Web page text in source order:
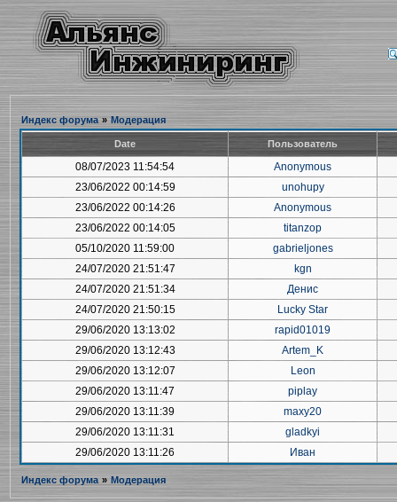
Индекс форума » Модерация
Date Пользователь
08/07/2023 11:54:54
Anonymous
23/06/2022 00:14:59
unohupy
23/06/2022 00:14:26
Anonymous
23/06/2022 00:14:05
titanzop
05/10/2020 11:59:00
gabrieljones
24/07/2020 21:51:47
kgn
24/07/2020 21:51:34
Денис
24/07/2020 21:50:15
Lucky Star
29/06/2020 13:13:02
rapid01019
29/06/2020 13:12:43
Artem_K
29/06/2020 13:12:07
Leon
29/06/2020 13:11:47
piplay
29/06/2020 13:11:39
maxy20
29/06/2020 13:11:31
gladkyi
29/06/2020 13:11:26
Иван
Индекс форума » Модерация